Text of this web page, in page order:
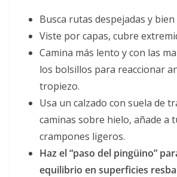
Busca rutas despejadas y
Viste por capas, cubre
Camina más lento y con las
los bolsillos para reaccionar
tropiezo.
Usa un calzado con suela de
caminas sobre hielo, añade a
crampones ligeros.
Haz el “paso del pingüino”
equilibrio en superficies